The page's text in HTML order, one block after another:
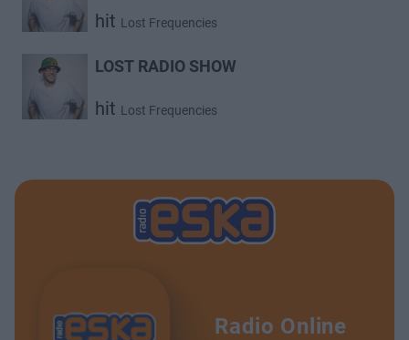
hit Lost Frequencies
LOST RADIO SHOW
hit Lost Frequencies
Radio Online